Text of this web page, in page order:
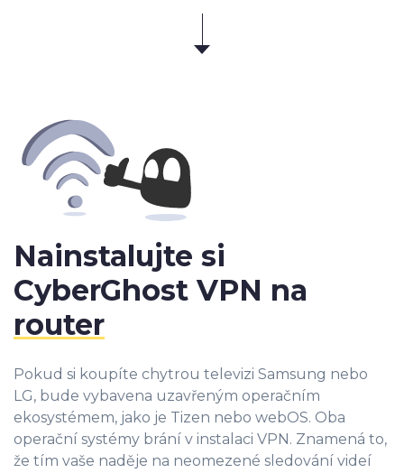
Pokud si koupíte chytrou televizi Samsung nebo
LG, bude vybavena uzavřeným operačním
ekosystémem, jako je Tizen nebo webOS. Oba
operační systémy brání v instalaci VPN. Znamená to,
že tím vaše naděje na neomezené sledování videí
Nainstalujte si
CyberGhost VPN na
router